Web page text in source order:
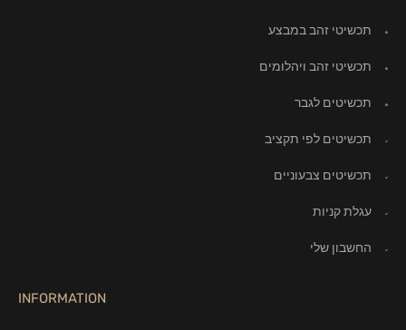
תכשיטי זהב במבצע
תכשיטי זהב ויהלומים
תכשיטים לגבר
תכשיטים לפי תקציב
תכשיטים צבעוניים
עגלת קניות
החשבון שלי
INFORMATION